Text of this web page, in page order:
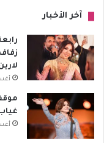
آخر الأخبار
غياب 21 عاماً.. ورد فعلها